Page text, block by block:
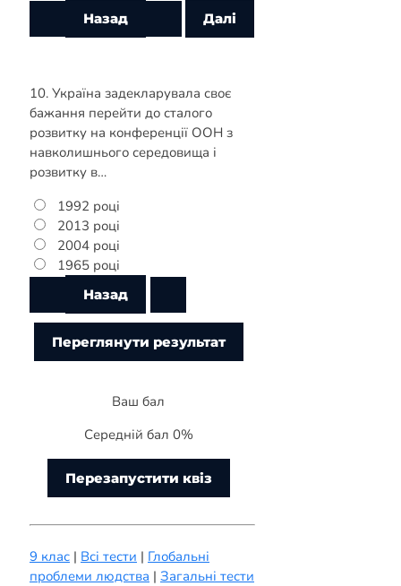
10. Україна задекларувала своє
бажання перейти до сталого
розвитку на конференції ООН з
навколишнього середовища і
розвитку в…
1992 році
2013 році
2004 році
1965 році
Ваш бал
Середній бал 0%
Перезапустити квіз
9 клас | Всі тести | Глобальні
проблеми людства | Загальні тести